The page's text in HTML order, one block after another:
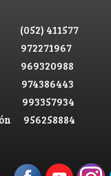
(052) 411577
972271967
969320988
974386443
993357934
956258884